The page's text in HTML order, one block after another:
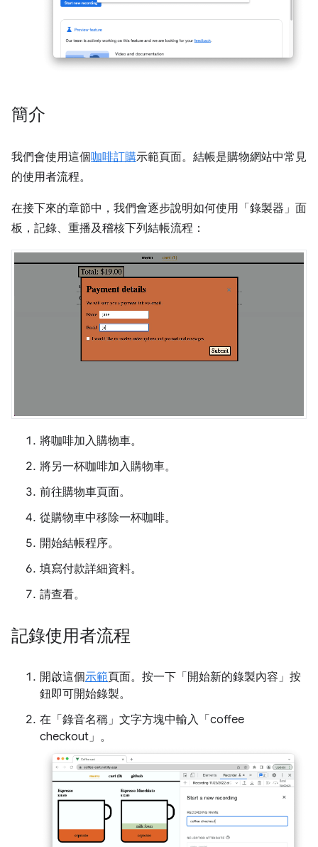
簡介
我們會使用這個咖啡訂購示範頁面。結帳是購物網站中常見
的使用者流程。
在接下來的章節中，我們會逐步說明如何使用「錄製器」 面
板，記錄、重播及稽核下列結帳流程：
將咖啡加入購物車。
將另一杯咖啡加入購物車。
前往購物車頁面。
從購物車中移除一杯咖啡。
開始結帳程序。
填寫付款詳細資料。
請查看。
記錄使用者流程
開啟這個示範頁面。按一下「開始新的錄製內容」 按
鈕即可開始錄製。
在「錄音名稱」 文字方塊中輸入「coffee
checkout」。